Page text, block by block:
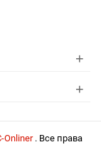
+
+
Onliner . Все права